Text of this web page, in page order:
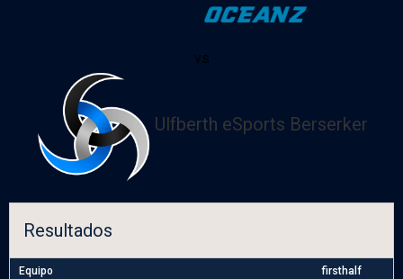
vs
Ulfberth eSports Berserker
Resultados
Equipo firsthalf